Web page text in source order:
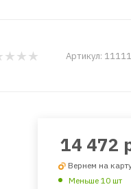
Артикул:
14 472
Вернем на
Меньше 10 шт